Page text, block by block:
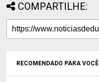
COMPARTILHE:
RECOMENDADO PARA VOCÊ